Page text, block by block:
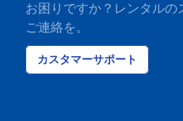
お困りですか？レンタルの
ご連絡を。
カスタマーサポート